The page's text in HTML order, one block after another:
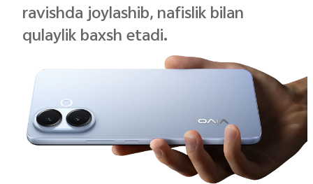
ravishda joylashib, nafislik bilan
qulaylik baxsh etadi.